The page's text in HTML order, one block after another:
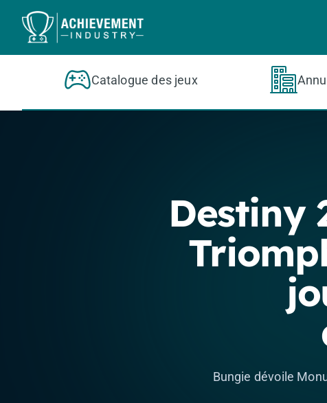
Aller au contenu principal
Catalogue des jeux
Destiny
Bungie dévoile